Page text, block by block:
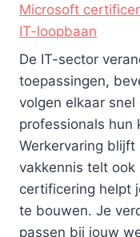
Microsoft
IT-loopbaan
De IT-sector
toepassingen,
volgen elkaar
professionals hun
Werkervaring
vakkennis telt
certificering helpt
te bouwen. Je
passen bij jouw